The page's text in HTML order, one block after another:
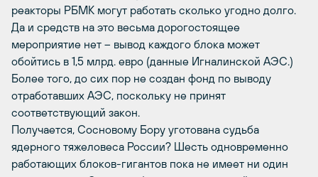
реакторы РБМК могут работать сколько угодно долго.
Да и средств на это весьма дорогостоящее
мероприятие нет – вывод каждого блока может
обойтись в 1,5 млрд. евро (данные Игналинской АЭС.)
Более того, до сих пор не создан фонд по выводу
отработавших АЭС, поскольку не принят
соответствующий закон.
Получается, Сосновому Бору уготована судьба
ядерного тяжеловеса России? Шесть одновременно
работающих блоков-гигантов пока не имеет ни один